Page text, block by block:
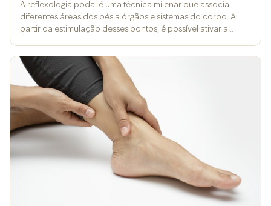
A reflexologia podal é uma técnica milenar que associa
diferentes áreas dos pés a órgãos e sistemas do corpo. A
partir da estimulação desses pontos, é possível ativar a
massagem, a prática funciona como uma ponte entre o
toque e o bem-estar, despertando respostas no organismo
por meio da conexão com os pés. A técnica se baseia em
regiões específicas dos membros inferiores, que concentram
tais conexões. “Os dedos estão ligados à cabeça e aos seios
da face, enquanto o arco do pé se conecta ao estômago e
aos intestinos, e, por fim, o calcanhar, à região pélvica”,
explica a massoterapeuta Talyta Gusmão, especializada em
terapias integrativas e medicina alternativa. Já a médica
Helena Campiglia, especialista em medicina chinesa e
medicina integrativa pela University of Arizona, detalha que
seis meridianos passam pelos pés: rim, fígado, baço-